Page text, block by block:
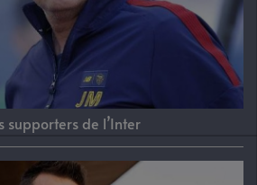
supporters de l’Inter